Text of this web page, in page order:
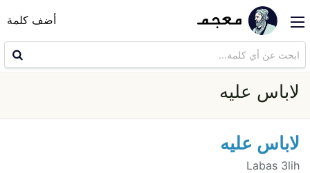
أضف كلمة
لاباس عليه
لاباس عليه
Labas 3lih